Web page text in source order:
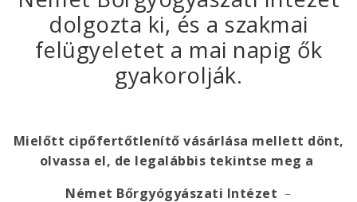
dolgozta ki, és a szakmai
felügyeletet a mai napig ők
gyakorolják.
Mielőtt cipőfertőtlenítő vásárlása mellett dönt,
olvassa el, de legalábbis tekintse meg a
Német Bőrgyógyászati Intézet –